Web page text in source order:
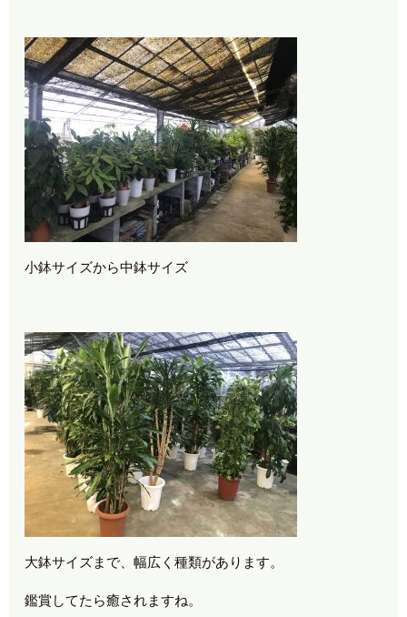
小鉢サイズから中鉢サイズ
大鉢サイズまで、幅広く種類があります。
鑑賞してたら癒されますね。